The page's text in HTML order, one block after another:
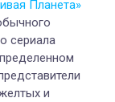
Планета»
сериала
и